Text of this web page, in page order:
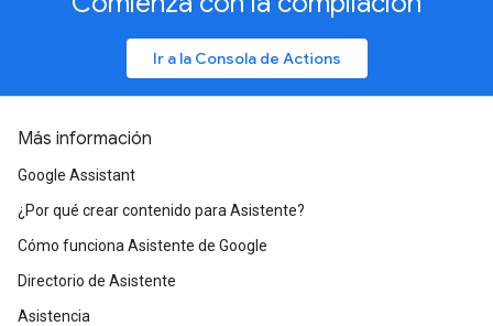
Ir a la Consola de Actions
Más información
Google Assistant
¿Por qué crear contenido para Asistente?
Cómo funciona Asistente de Google
Directorio de Asistente
Asistencia